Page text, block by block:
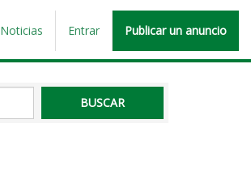
Noticias Entrar Publicar un anuncio